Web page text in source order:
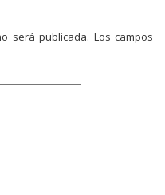
será publicada. Los campos